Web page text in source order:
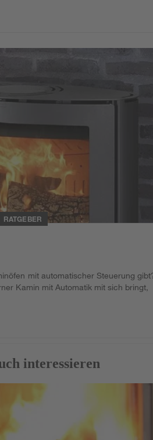
RATGEBER
mit automatischer Steuerung
Kamin mit Automatik mit sich bringt,
interessieren